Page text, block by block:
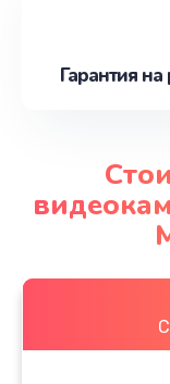
Гарантия